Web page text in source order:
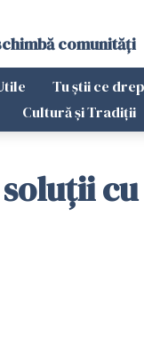
comunități
Tu știi ce
Cultură și Tradiții
soluţii